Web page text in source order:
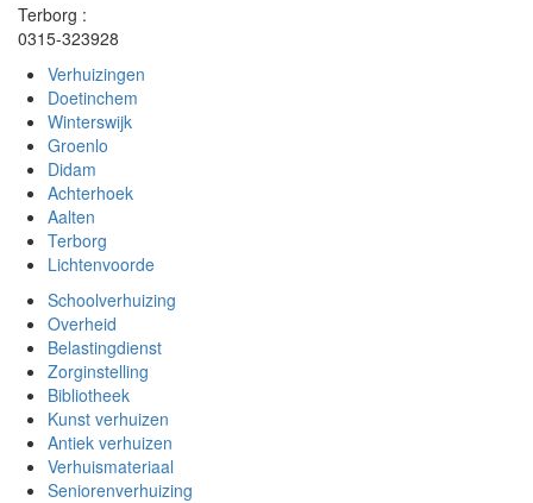
Terborg :
0315-323928
Verhuizingen
Doetinchem
Winterswijk
Groenlo
Didam
Achterhoek
Aalten
Terborg
Lichtenvoorde
Schoolverhuizing
Overheid
Belastingdienst
Zorginstelling
Bibliotheek
Kunst verhuizen
Antiek verhuizen
Verhuismateriaal
Seniorenverhuizing